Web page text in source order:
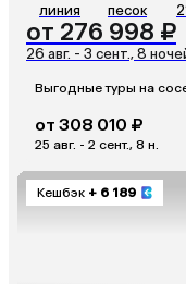
линия песок
от 276 998 ₽
26 авг. - 3 сент., 8
Выгодные туры на
от 308 010 ₽
25 авг. - 2 сент., 8 н.
Кешбэк + 6 189